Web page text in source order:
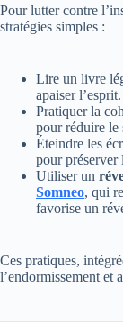
Pour lutter contre
stratégies simples :
Lire un livre
apaiser l’esprit.
Pratiquer la
pour réduire le
Éteindre les
pour préserver
Utiliser un
Somneo, qui
favorise un
Ces pratiques,
l’endormissement et